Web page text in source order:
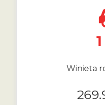
1
Winieta